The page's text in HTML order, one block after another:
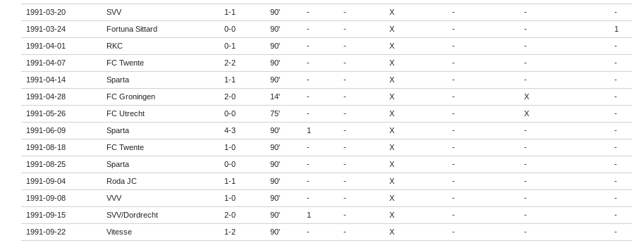
1991-03-20
SVV 1-1 90' - - X - -
-
1991-03-24
Fortuna Sittard 0-0 90' - - X - -
1
1991-04-01
RKC 0-1 90' - - X - -
-
1991-04-07
FC Twente 2-2 90' - - X - -
-
1991-04-14
Sparta 1-1 90' - - X - -
-
1991-04-28
FC Groningen 2-0 14' - - X - X
-
1991-05-26
FC Utrecht 0-0 75' - - X - X
-
1991-06-09
Sparta 4-3 90' 1 - X - -
-
1991-08-18
FC Twente 1-0 90' - - X - -
-
1991-08-25
Sparta 0-0 90' - - X - -
-
1991-09-04
Roda JC 1-1 90' - - X - -
-
1991-09-08
VVV 1-0 90' - - X - -
-
1991-09-15
SVV/Dordrecht 2-0 90' 1 - X - -
-
1991-09-22
Vitesse 1-2 90' - - X - -
-